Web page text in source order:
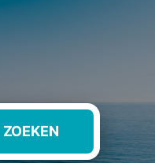
ZOEKEN